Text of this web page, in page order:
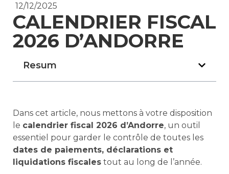
12/12/2025
CALENDRIER FISCAL
2026 D’ANDORRE
Resum
Dans cet article, nous mettons à votre disposition
le calendrier fiscal 2026 d’Andorre, un outil
essentiel pour garder le contrôle de toutes les
dates de paiements, déclarations et
liquidations fiscales tout au long de l’année.